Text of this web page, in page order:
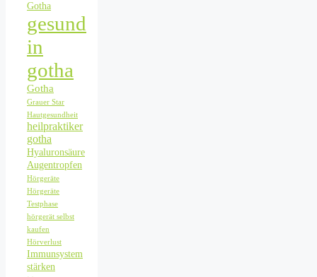
Gotha
gesund
in
gotha
Gotha
Grauer Star
Hautgesundheit
heilpraktiker
gotha
Hyaluronsäure
Augentropfen
Hörgeräte
Hörgeräte
Testphase
hörgerät selbst
kaufen
Hörverlust
Immunsystem
stärken